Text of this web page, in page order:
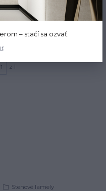
z 1
Stenové lamely
– stačí sa ozvať.